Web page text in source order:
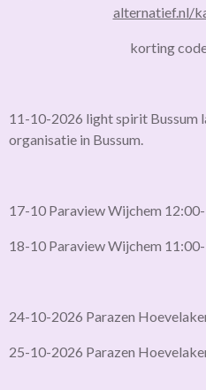
alternatief.nl/
korting
11-10-2026 light spirit Bussum
organisatie in Bussum.
17-10 Paraview Wijchem
18-10 Paraview Wijchem
24-10-2026 Parazen
25-10-2026 Parazen